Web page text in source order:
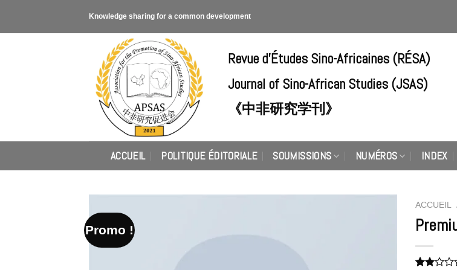
Knowledge sharing for a common development
Revue d'Études Sino-Africaines (RÉSA)
Journal of Sino-African Studies (JSAS)
《中非研究学刊》
ACCUEIL POLITIQUE ÉDITORIALE SOUMISSIONS NUMÉROS INDEX
Promo !
ACCUEIL